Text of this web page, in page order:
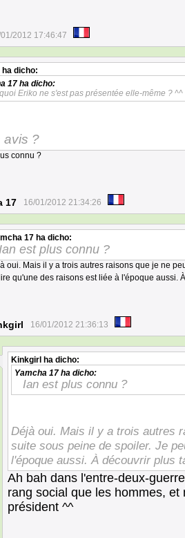
2012 17:46:47
ha dicho:
17 ha dicho:
Eriko ne s'est pas présentée elle-même ? ^^
avis ?
connu ?
17 16/01/2012 21:34:26
17 ha dicho:
Ian est plus connu ?
oui. Mais il y a trois autres raisons que je ne
qu'une des raisons est liée à l'époque aussi.
16/01/2012 21:36:13
Kinkgirl ha dicho:
Yamcha 17 ha dicho:
Ian est plus connu ?
Déjà oui. Mais il y a trois autres
suite sous peine de spoiler. Je
l'époque aussi. À découvrir plus
Ah bah dans l'entre-deux-
rang social que les hommes,
président ^^